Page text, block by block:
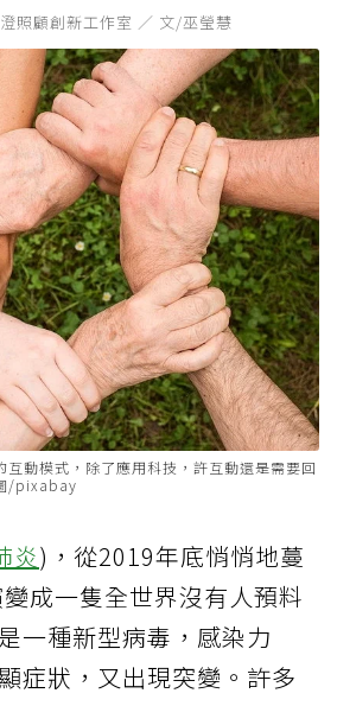
照顧創新工作室 ／ 文/巫瑩慧
動模式，除了應用科技，許互動還是需要回
/pixabay
炎)，從2019年底悄悄地蔓
成一隻全世界沒有人預料
一種新型病毒，感染力
症狀，又出現突變。許多